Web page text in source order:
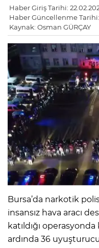
Haber Giriş Tarihi:
Haber Güncellenme Tarihi:
Kaynak: Osman GÜRÇAY
Bursa’da narkotik
insansız hava aracı
katıldığı operasyonda
ardında 36